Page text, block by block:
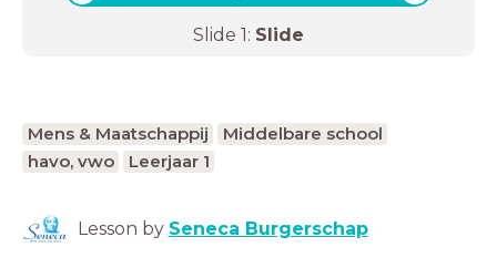
Slide 1: Slide
Mens & Maatschappij
Middelbare school
havo, vwo
Leerjaar 1
Lesson by Seneca Burgerschap